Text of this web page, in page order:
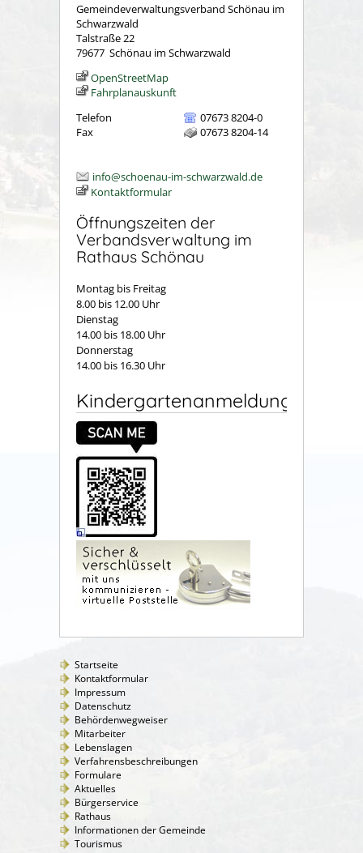
Gemeindeverwaltungsverband Schönau im
Schwarzwald
Talstraße 22
79677 Schönau im Schwarzwald
OpenStreetMap
Fahrplanauskunft
Telefon
07673 8204-0
Fax
07673 8204-14
info@schoenau-im-schwarzwald.de
Kontaktformular
Öffnungszeiten der
Verbandsverwaltung im
Rathaus Schönau
Montag bis Freitag
8.00 bis 12.00 Uhr
Dienstag
14.00 bis 18.00 Uhr
Donnerstag
14.00 bis 16.30 Uhr
Kindergartenanmeldung
Startseite
Kontaktformular
Impressum
Datenschutz
Behördenwegweiser
Mitarbeiter
Lebenslagen
Verfahrensbeschreibungen
Formulare
Aktuelles
Bürgerservice
Rathaus
Informationen der Gemeinde
Tourismus